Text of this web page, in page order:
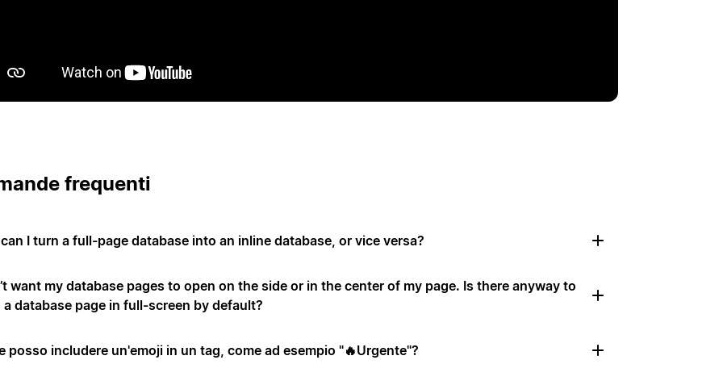
frequenti
I turn a full-page database into an inline database, or vice versa?
want my database pages to open on the side or in the center of my page. Is there anyway to
a database page in full-screen by default?
posso includere un'emoji in un tag, come ad esempio "🔥Urgente"?